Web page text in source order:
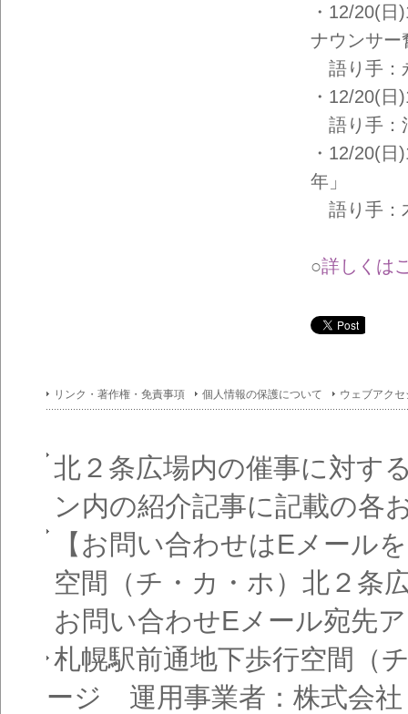
・12/20(
ナウンサー
語り手：
・12/20(
語り手：
・12/20(
年」
語り手：
○詳しくは
リンク・著作権・免責事項 個人情報の保護について ウェブアク
北２条広場内の催事に対す
ン内の紹介記事に記載の各
【お問い合わせはEメール
空間（チ・カ・ホ）北２条
お問い合わせEメール宛先
札幌駅前通地下歩行空間（
ージ 運用事業者：株式会